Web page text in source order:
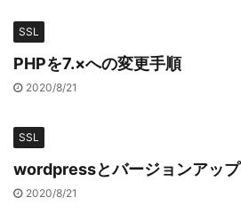
SSL
PHPを7.×への変更手順
2020/8/21
SSL
wordpressとバージョンアップ
2020/8/21